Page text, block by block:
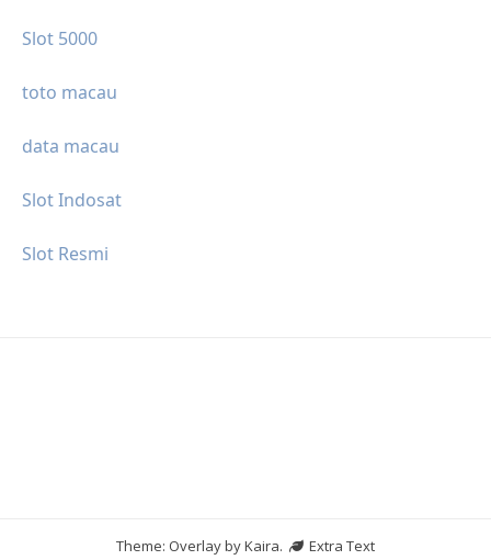
Slot 5000
toto macau
data macau
Slot Indosat
Slot Resmi
Theme: Overlay byKaira.
Extra Text